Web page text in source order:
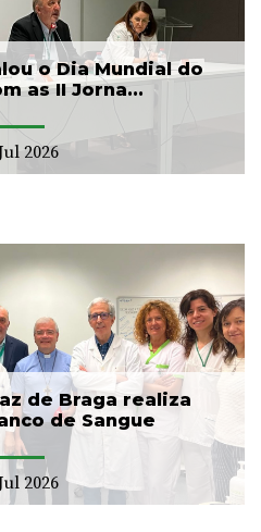
o Dia Mundial do
as II Jorna...
2026
de Braga realiza
de Sangue
2026